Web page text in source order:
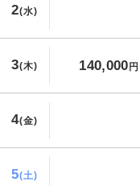
2(水)
3(木) 140,000円
4(金)
5(土)